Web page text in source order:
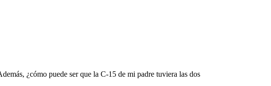
¿cómo puede ser que la C-15 de mi padre tuviera las dos